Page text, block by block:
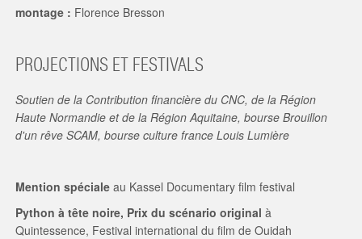
montage : Florence Bresson
PROJECTIONS ET FESTIVALS
Soutien de la Contribution financière du CNC, de la Région
Haute Normandie et de la Région Aquitaine, bourse Brouillon
d'un rêve SCAM, bourse culture france Louis Lumière
Mention spéciale au Kassel Documentary film festival
Python à tête noire, Prix du scénario original à
Quintessence, Festival international du film de Ouidah